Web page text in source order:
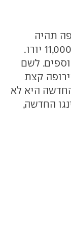
תהיה
בחודש נובמבר, במחיר התחלתי של 11,000 יורו.
תעלה 600 יורו נוספים. לשם
קצת
החדשה היא לא
החדשה,